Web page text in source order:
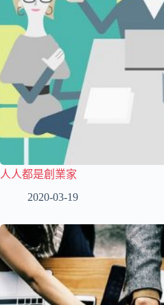
人人都是創業家
2020-03-19